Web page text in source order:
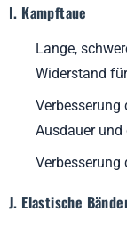
I. Kampftaue
Lange,
Widerstand
Verbesserung
Ausdauer und
J. Elastische